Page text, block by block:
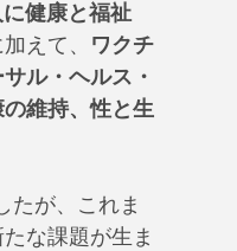
健康と福祉
えて、 ワクチ
ル・ヘルス・
維持、性と生
たが、これま
な課題が生ま